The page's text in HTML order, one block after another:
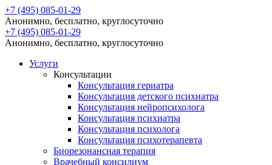
+7 (495) 085-01-29
Анонимно, бесплатно, круглосуточно
+7 (495) 085-01-29
Анонимно, бесплатно, круглосуточно
Услуги
Консультации
Консультация гериатра
Консультация детского психиатра
Консультация нейропсихолога
Консультация психиатра
Консультация психолога
Консультация психотерапевта
Биорезонансная терапия
Врачебный консилиум